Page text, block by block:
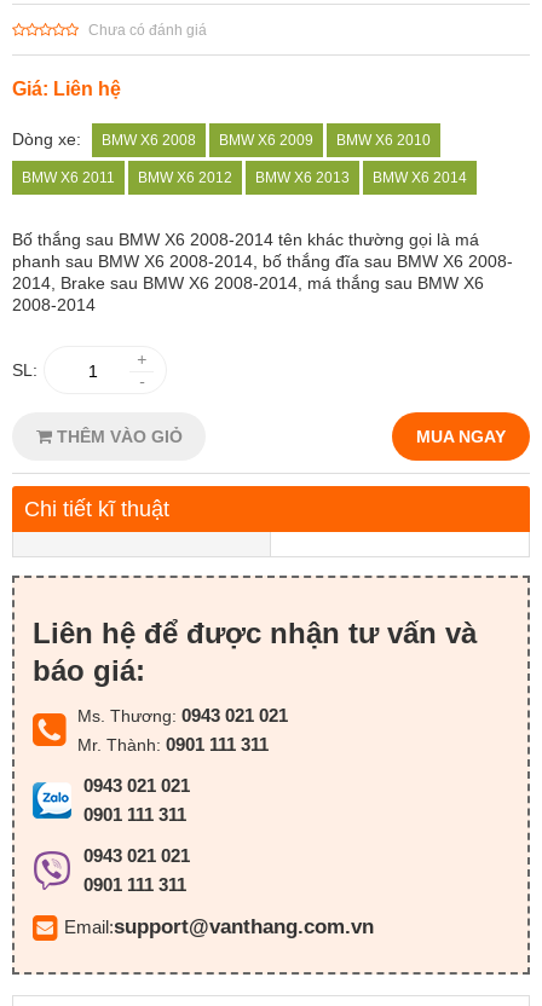
Chưa có đánh giá
Giá: Liên hệ
Dòng xe: BMW X6 2008 BMW X6 2009 BMW X6 2010
BMW X6 2011 BMW X6 2012 BMW X6 2013 BMW X6 2014
Bố thắng sau BMW X6 2008-2014 tên khác thường gọi là má
phanh sau BMW X6 2008-2014, bố thắng đĩa sau BMW X6 2008-
2014, Brake sau BMW X6 2008-2014, má thắng sau BMW X6
2008-2014
SL:
+
-
THÊM VÀO GIỎ MUA NGAY
Chi tiết kĩ thuật
Liên hệ để được nhận tư vấn và
báo giá:
Ms. Thương: 0943 021 021
Mr. Thành: 0901 111 311
0943 021 021
0901 111 311
0943 021 021
0901 111 311
Email:support@vanthang.com.vn